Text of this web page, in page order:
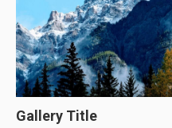
Gallery Title